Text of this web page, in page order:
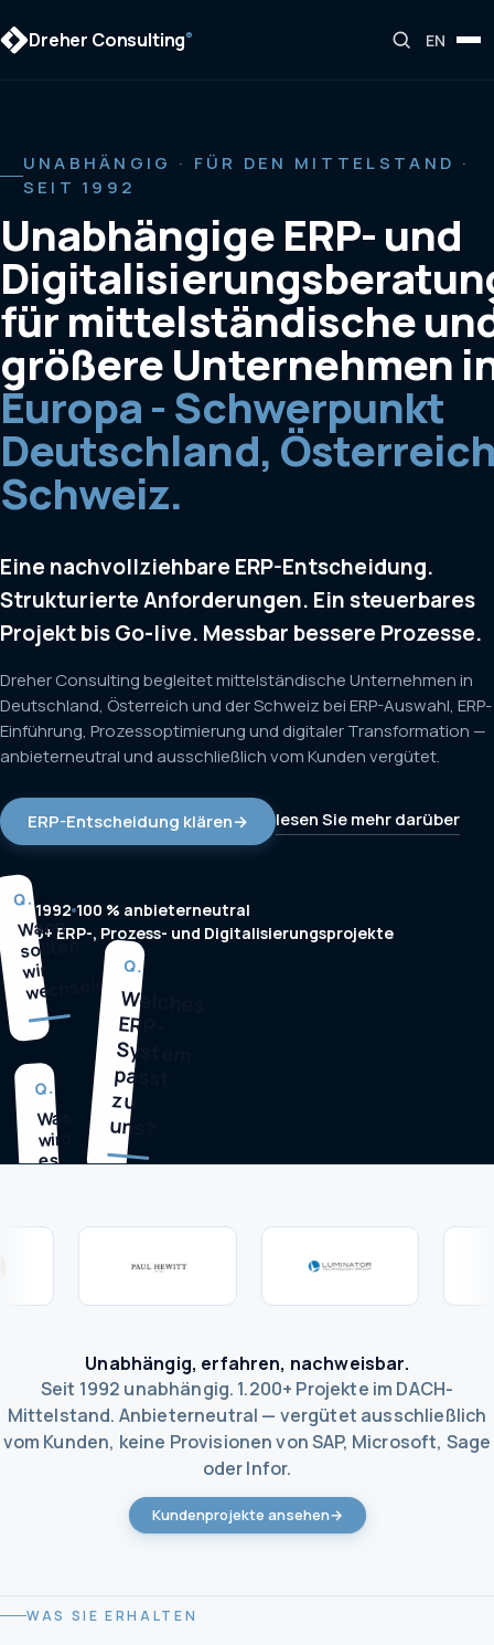
Dreher Consulting® EN
UNABHÄNGIG · FÜR DEN MITTELSTAND ·
SEIT 1992
Unabhängige ERP- und
für mittelständische
größere Unternehmen
Europa - Schwerpunkt
Deutschland,
Schweiz.
Eine nachvollziehbare ERP-Entscheidung.
Strukturierte Anforderungen. Ein steuerbares
Projekt bis Go-live. Messbar bessere Prozesse.
Dreher Consulting begleitet mittelständische Unternehmen in
Deutschland, Österreich und der Schweiz bei ERP-Auswahl, ERP-
Einführung, Prozessoptimierung und digitaler Transformation —
anbieterneutral und ausschließlich vom Kunden vergütet.
ERP-Entscheidung klären→ lesen Sie mehr darüber
Seit 1992 100 % anbieterneutral
1.200+ ERP-, Prozess- und Digitalisierungsprojekte
Q.
Wann
sollten
wir
wechseln?
Q.
Welches
ERP-
System
passt
zu
uns?
Q.
Was
wird
es
Unabhängig, erfahren, nachweisbar.
Seit 1992 unabhängig. 1.200+ Projekte im DACH-
Mittelstand. Anbieterneutral — vergütet ausschließlich
vom Kunden, keine Provisionen von SAP, Microsoft, Sage
oder Infor.
Kundenprojekte ansehen→
WAS SIE ERHALTEN